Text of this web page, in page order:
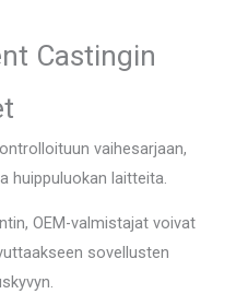
Castingin
vaihesarjaan,
huippuluokan laitteita.
OEM-valmistajat voivat
sovellusten